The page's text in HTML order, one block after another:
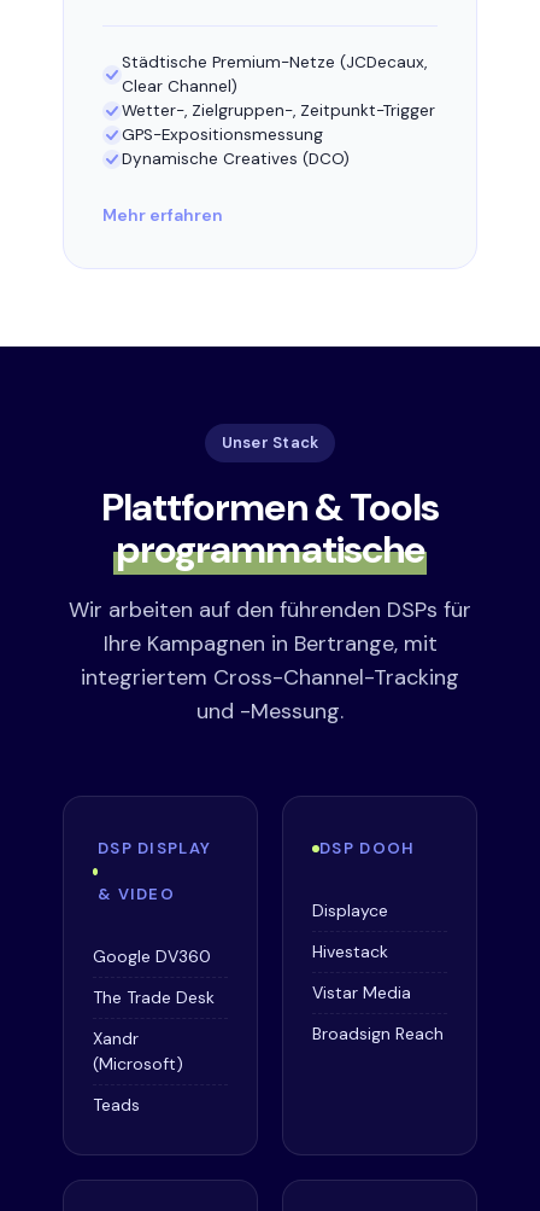
Städtische Premium-Netze (JCDecaux,
Clear Channel)
Wetter-, Zielgruppen-, Zeitpunkt-Trigger
GPS-Expositionsmessung
Dynamische Creatives (DCO)
Mehr erfahren
Unser Stack
Plattformen & Tools
programmatische
Wir arbeiten auf den führenden DSPs für
Ihre Kampagnen in Bertrange, mit
integriertem Cross-Channel-Tracking
und -Messung.
DSP DISPLAY
& VIDEO
Google DV360
The Trade Desk
Xandr
(Microsoft)
Teads
DSP DOOH
Displayce
Hivestack
Vistar Media
Broadsign Reach